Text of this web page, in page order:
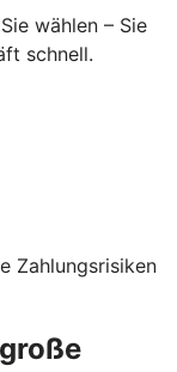
wählen – Sie
schnell.
Zahlungsrisiken